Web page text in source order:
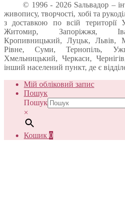
© 1996 - 2026 Sальвадор –
живопису, творчості, хобі та
з доставкою по всій території
Житомир, Запоріжжя,
Кропивницький, Луцьк, Львів,
Рівне, Суми, Тернопіль,
Хмельницький, Черкаси,
інший населений пункт, де є
Мій обліковий запис
Пошук
Пошук
×
Кошик 0